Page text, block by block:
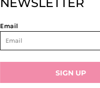
Email
SIGN UP